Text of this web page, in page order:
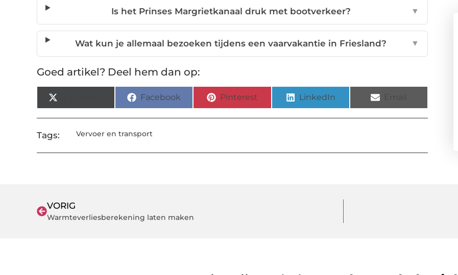
Is het Prinses Margrietkanaal druk met bootverkeer? ▼
Wat kun je allemaal bezoeken tijdens een vaarvakantie in Friesland? ▼
Goed artikel? Deel hem dan op:
Facebook Pinterest LinkedIn
Tags: Vervoer en transport
VORIG
Warmteverliesberekening laten maken